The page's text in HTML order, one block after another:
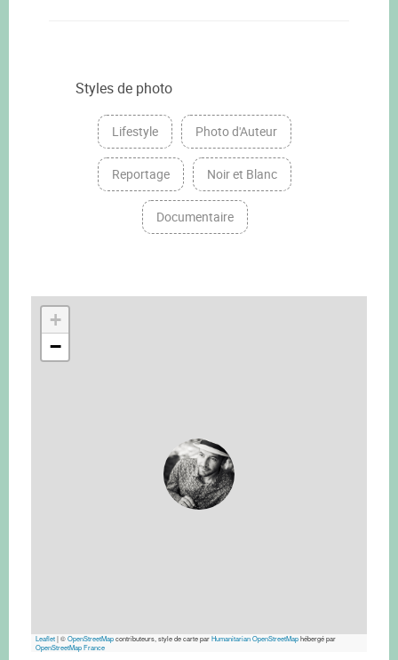
Styles de photo
Lifestyle Photo d'Auteur
Reportage Noir et Blanc
Documentaire
+
−
Leaflet|©OpenStreetMapcontributeurs, style de carte parHumanitarian OpenStreetMaphébergé par
OpenStreetMap France